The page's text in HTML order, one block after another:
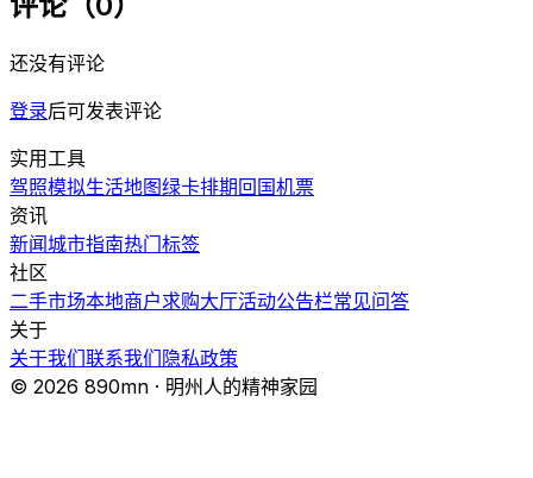
还没有评论
登录后可发表评论
实用工具
驾照模拟生活地图绿卡排期 回国机票
资讯
新闻城市指南热门标签
社区
二手市场本地商户求购大厅活动公告栏常见问答
关于
关于我们联系我们 隐私政策
© 2026 890mn · 明州人的精神家园